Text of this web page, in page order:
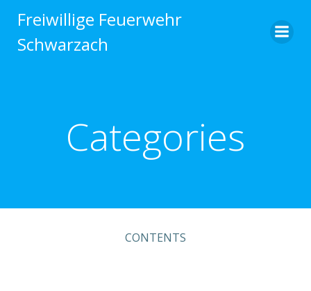
Inhalt
Freiwillige Feuerwehr
Schwarzach
Categories
CONTENTS